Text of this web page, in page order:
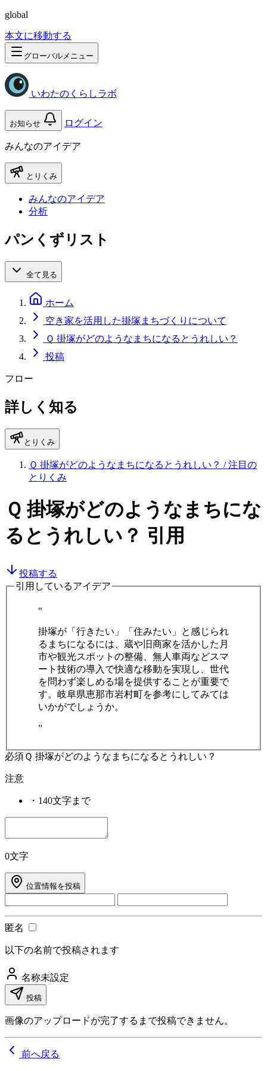
global
本文に移動する
グローバルメニュー
いわたのくらしラボ
お知らせ ログイン
みんなのアイデア
とりくみ
みんなのアイデア
分析
パンくずリスト
全て見る
ホーム
空き家を活用した掛塚まちづくりについて
Ｑ 掛塚がどのようなまちになるとうれしい？
投稿
フロー
詳しく知る
とりくみ
Ｑ 掛塚がどのようなまちになるとうれしい？ / 注目の
とりくみ
Ｑ 掛塚がどのようなまちにな
るとうれしい？ 引用
投稿する
引用しているアイデア
“
掛塚が「行きたい」「住みたい」と感じられ
るまちになるには、蔵や旧商家を活かした月
市や観光スポットの整備、無人車両などスマ
ート技術の導入で快適な移動を実現し、世代
を問わず楽しめる場を提供することが重要で
す。岐阜県恵那市岩村町を参考にしてみては
いかがでしょうか。
”
必須Ｑ 掛塚がどのようなまちになるとうれしい？
注意
・ 140文字まで
0文字
位置情報を投稿
匿名
以下の名前で投稿されます
名称未設定
投稿
画像のアップロードが完了するまで投稿できません。
前へ戻る